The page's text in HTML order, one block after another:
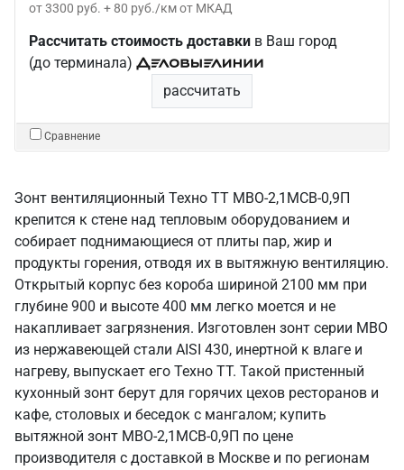
от 3300 руб. + 80 руб./км от МКАД
Рассчитать стоимость доставки в Ваш город
(до терминала)
рассчитать
Сравнение
Зонт вентиляционный Техно ТТ МВО-2,1МСВ-0,9П
крепится к стене над тепловым оборудованием и
собирает поднимающиеся от плиты пар, жир и
продукты горения, отводя их в вытяжную вентиляцию.
Открытый корпус без короба шириной 2100 мм при
глубине 900 и высоте 400 мм легко моется и не
накапливает загрязнения. Изготовлен зонт серии МВО
из нержавеющей стали AISI 430, инертной к влаге и
нагреву, выпускает его Техно ТТ. Такой пристенный
кухонный зонт берут для горячих цехов ресторанов и
кафе, столовых и беседок с мангалом; купить
вытяжной зонт МВО-2,1МСВ-0,9П по цене
производителя с доставкой в Москве и по регионам